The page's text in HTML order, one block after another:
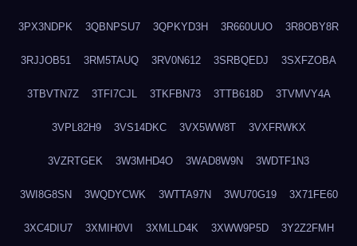
3PX3NDPK 3QBNPSU7 3QPKYD3H 3R660UUO 3R8OBY8R
3RJJOB51 3RM5TAUQ 3RV0N612 3SRBQEDJ 3SXFZOBA
3TBVTN7Z 3TFI7CJL 3TKFBN73 3TTB618D 3TVMVY4A
3VPL82H9 3VS14DKC 3VX5WW8T 3VXFRWKX
3VZRTGEK 3W3MHD4O 3WAD8W9N 3WDTF1N3
3WI8G8SN 3WQDYCWK 3WTTA97N 3WU70G19 3X71FE60
3XC4DIU7 3XMIH0VI 3XMLLD4K 3XWW9P5D 3Y2Z2FMH